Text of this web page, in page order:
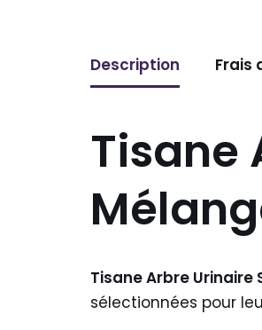
Description Frais
Tisane
Tisane Arbre Urinaire
sélectionnées pour